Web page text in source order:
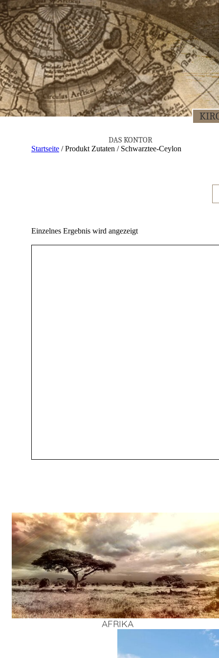
DAS KON­TOR
Startseite / Produkt Zutaten / Schwarztee-Ceylon
Einzelnes Ergebnis wird angezeigt
AFRI­KA